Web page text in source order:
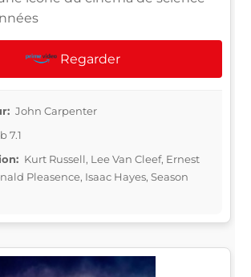
Regarder
John Carpenter
7.1
Kurt Russell, Lee Van Cleef, Ernest
Pleasence, Isaac Hayes, Season